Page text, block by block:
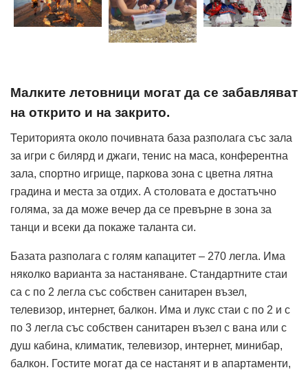
Малките летовници могат да се забавляват
на открито и на закрито.
Територията около почивната база разполага със зала
за игри с билярд и джаги, тенис на маса, конферентна
зала, спортно игрище, паркова зона с цветна лятна
градина и места за отдих. А столовата е достатъчно
голяма, за да може вечер да се превърне в зона за
танци и всеки да покаже таланта си.
Базата разполага с голям капацитет – 270 легла. Има
няколко варианта за настаняване. Стандартните стаи
са с по 2 легла със собствен санитарен възел,
телевизор, интернет, балкон. Има и лукс стаи с по 2 и с
по 3 легла със собствен санитарен възел с вана или с
душ кабина, климатик, телевизор, интернет, минибар,
балкон. Гостите могат да се настанят и в апартаменти,